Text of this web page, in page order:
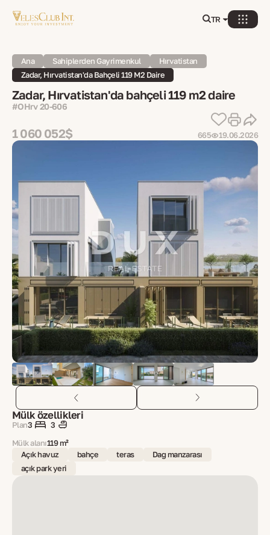
TR
Ana Sahiplerden Gayrimenkul
Hırvatistan
Zadar, Hırvatistan'da Bahçeli 119 M2 Daire
Zadar, Hırvatistan'da bahçeli 119 m2 daire
#OHrv 20-606
1 060 052$ 665 19.06.2026
Mülk özellikleri
Plan3
3
Mülk alanı119 m²
Açık havuz
bahçe teras
Dağ manzarası
açık park yeri